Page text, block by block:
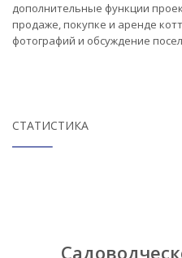
дополнительные функции
продаже, покупке и аренде
фотографий и обсуждение
СТАТИСТИКА